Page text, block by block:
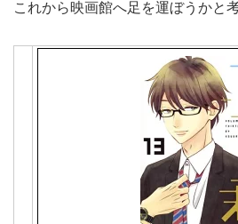
これから映画館へ足を運ぼうかと